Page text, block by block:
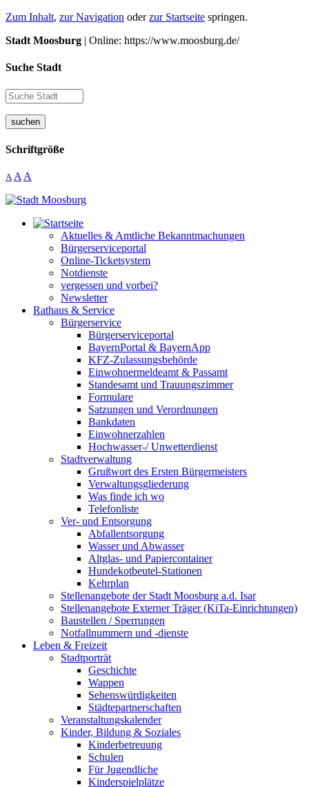
Zum Inhalt, zur Navigation oderzur Startseite springen.
Stadt Moosburg | Online: https://www.moosburg.de/
Suche Stadt
suchen
Schriftgröße
A A A
Aktuelles & Amtliche Bekanntmachungen
Bürgerserviceportal
Online-Ticketsystem
Notdienste
vergessen und vorbei?
Newsletter
Rathaus & Service
Bürgerservice
Bürgerserviceportal
BayernPortal & BayernApp
KFZ-Zulassungsbehörde
Einwohnermeldeamt & Passamt
Standesamt und Trauungszimmer
Formulare
Satzungen und Verordnungen
Bankdaten
Einwohnerzahlen
Hochwasser-/ Unwetterdienst
Stadtverwaltung
Grußwort des Ersten Bürgermeisters
Verwaltungsgliederung
Was finde ich wo
Telefonliste
Ver- und Entsorgung
Abfallentsorgung
Wasser und Abwasser
Altglas- und Papiercontainer
Hundekotbeutel-Stationen
Kehrplan
Stellenangebote der Stadt Moosburg a.d. Isar
Stellenangebote Externer Träger (KiTa-Einrichtungen)
Baustellen / Sperrungen
Notfallnummern und -dienste
Leben & Freizeit
Stadtporträt
Geschichte
Wappen
Sehenswürdigkeiten
Städtepartnerschaften
Veranstaltungskalender
Kinder, Bildung & Soziales
Kinderbetreuung
Schulen
Für Jugendliche
Kinderspielplätze